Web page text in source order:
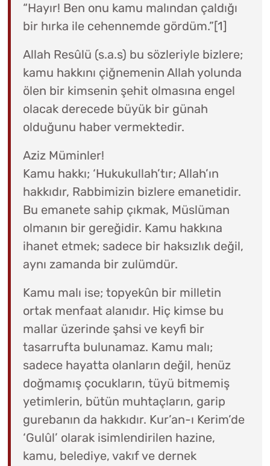
“Hayır! Ben onu kamu malından çaldığı
bir hırka ile cehennemde gördüm.”[1]
Allah Resûlü (s.a.s) bu sözleriyle bizlere;
kamu hakkını çiğnemenin Allah yolunda
ölen bir kimsenin şehit olmasına engel
olacak derecede büyük bir günah
olduğunu haber vermektedir.
Aziz Müminler!
Kamu hakkı; ‘Hukukullah’tır; Allah’ın
hakkıdır, Rabbimizin bizlere emanetidir.
Bu emanete sahip çıkmak, Müslüman
olmanın bir gereğidir. Kamu hakkına
ihanet etmek; sadece bir haksızlık değil,
aynı zamanda bir zulümdür.
Kamu malı ise; topyekûn bir milletin
ortak menfaat alanıdır. Hiç kimse bu
mallar üzerinde şahsi ve keyfi bir
tasarrufta bulunamaz. Kamu malı;
sadece hayatta olanların değil, henüz
doğmamış çocukların, tüyü bitmemiş
yetimlerin, bütün muhtaçların, garip
gurebanın da hakkıdır. Kur’an-ı Kerim’de
‘Gulûl’ olarak isimlendirilen hazine,
kamu, belediye, vakıf ve dernek